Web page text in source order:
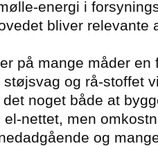
energi i
bliver relevante
på mange måder
og rå-stoffet
det noget både at
nettet, men
og